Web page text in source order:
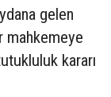
gelen
mahkemeye
kararı